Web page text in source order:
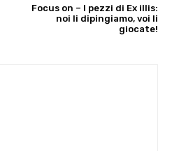
Focus on – I pezzi di Ex illis:
noi li dipingiamo, voi li
giocate!